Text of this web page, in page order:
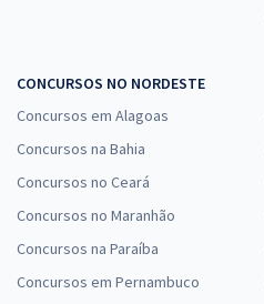
CONCURSOS NO NORDESTE
Concursos em Alagoas
Concursos na Bahia
Concursos no Ceará
Concursos no Maranhão
Concursos na Paraíba
Concursos em Pernambuco